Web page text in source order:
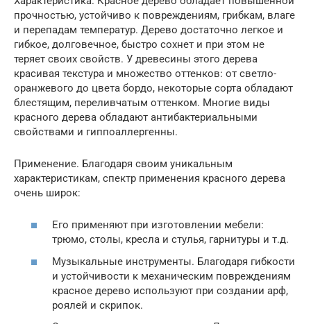
прочностью, устойчиво к повреждениям, грибкам, влаге
и перепадам температур. Дерево достаточно легкое и
гибкое, долговечное, быстро сохнет и при этом не
теряет своих свойств. У древесины этого дерева
красивая текстура и множество оттенков: от светло-
оранжевого до цвета бордо, некоторые сорта обладают
блестящим, переливчатым оттенком. Многие виды
красного дерева обладают антибактериальными
свойствами и гиппоаллергенны.
Применение. Благодаря своим уникальным
характеристикам, спектр применения красного дерева
очень широк:
Его применяют при изготовлении мебели:
трюмо, столы, кресла и стулья, гарнитуры и т.д.
Музыкальные инструменты. Благодаря гибкости
и устойчивости к механическим повреждениям
красное дерево используют при создании арф,
роялей и скрипок.